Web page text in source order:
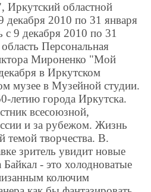
Иркутский областной
декабря 2010 по 31 января
c 9 декабря 2010 по 31
Персональная
Мироненко "Мой
в Иркутском
музее в Музейной студии.
летию города Иркутска.
всесоюзной,
и за рубежом. Жизнь
темой творчества. В.
зритель увидит новые
- это холодноватые
колючим